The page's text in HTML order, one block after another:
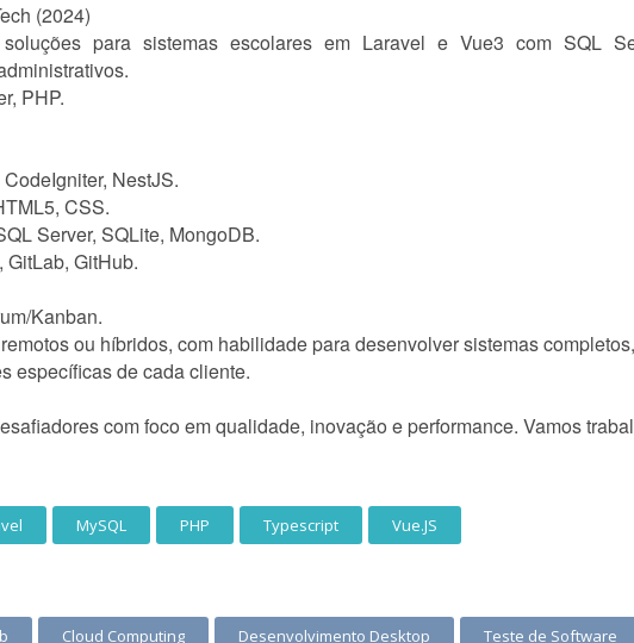
(2024)
para sistemas escolares em Laravel e Vue3 com SQL
PHP.
NestJS.
CSS.
Server, SQLite, MongoDB.
GitLab, GitHub.
Kanban.
ou híbridos, com habilidade para desenvolver sistemas
específicas de cada cliente.
com foco em qualidade, inovação e performance. Vamos
MySQL PHP Typescript Vue.JS
Cloud Computing Desenvolvimento Desktop Teste de Software